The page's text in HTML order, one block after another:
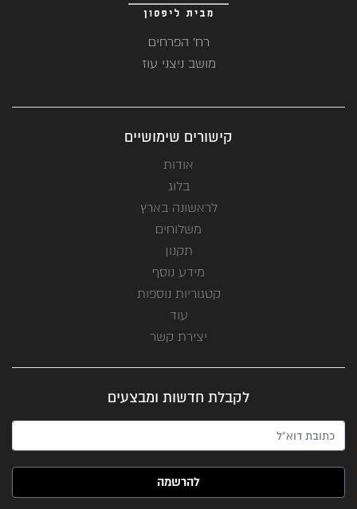
רח' הפרחים
מושב ניצני עוז
קישורים שימושיים
אודות
בלוג
לראשונה בארץ
משלוחים
תקנון
מידע נוסף
קטגוריות נוספות
עוד
יצירת קשר
לקבלת חדשות ומבצעים
האימייל שלך (חובה)